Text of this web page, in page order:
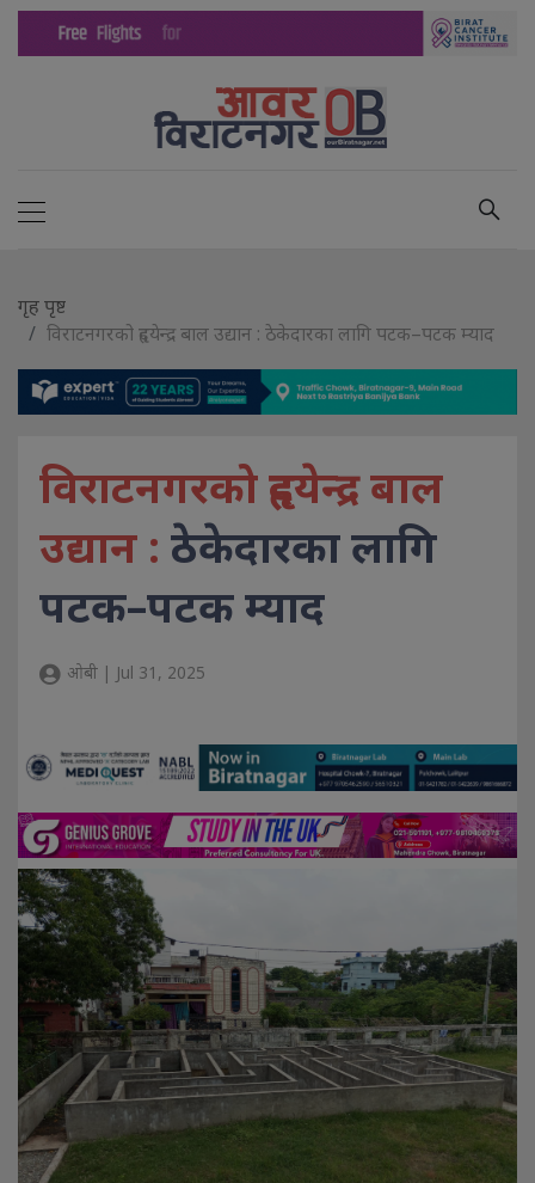
गृह पृष्ट
विराटनगरको हृदयेन्द्र बाल उद्यान : ठेकेदारका लागि पटक–पटक म्याद
विराटनगरको हृदयेन्द्र बाल
उद्यान : ठेकेदारका लागि
पटक–पटक म्याद
ओबी | Jul 31, 2025